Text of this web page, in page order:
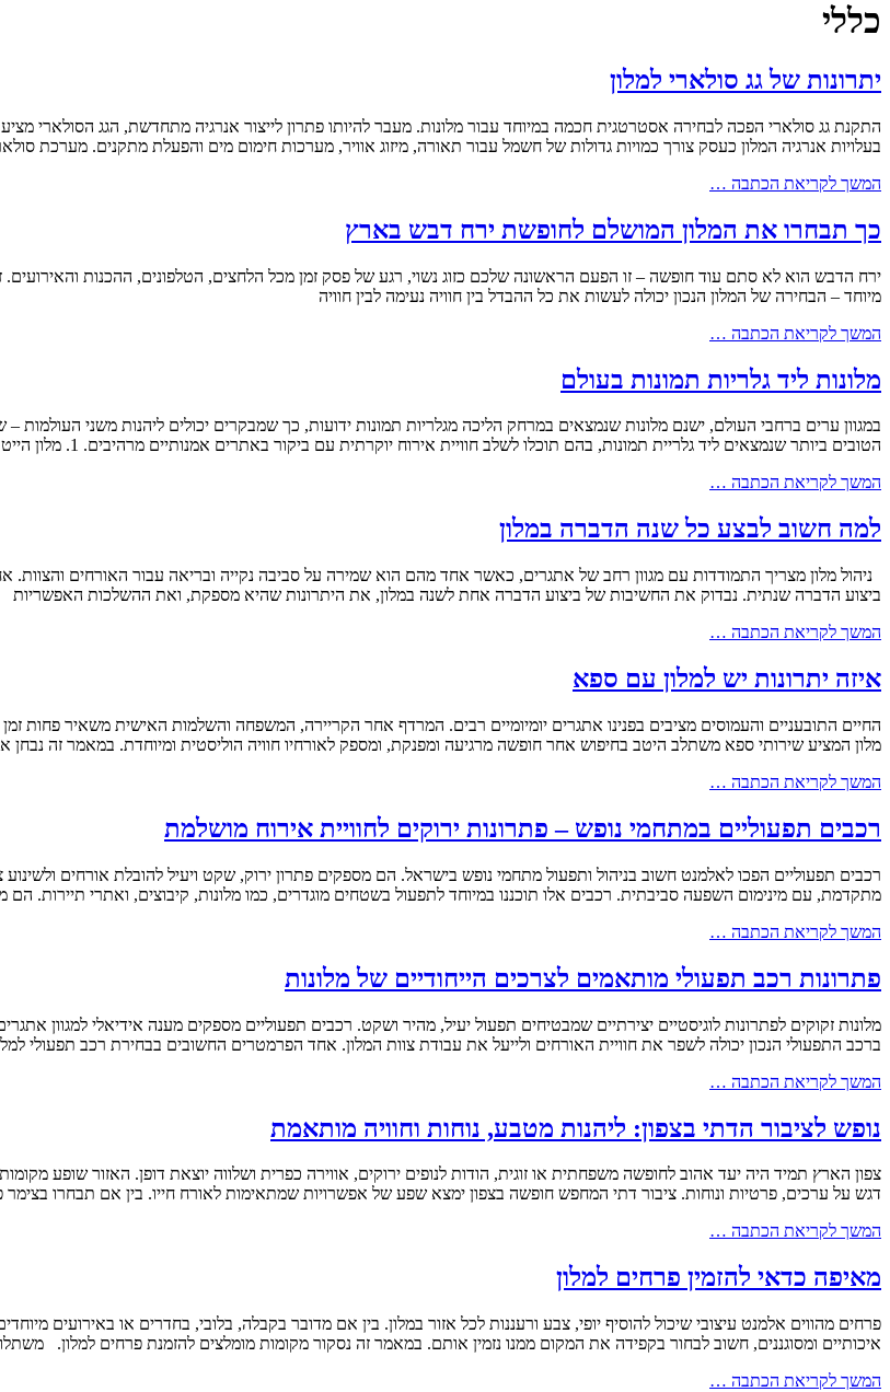
כללי
יתרונות של גג סולארי למלון
התקנת גג סולארי הפכה לבחירה אסטרטגית חכמה במיוחד עבור מלונות. מעבר להיותו פתרון לייצור אנרגיה מתחדשת, הגג הסולארי
בעלויות אנרגיה המלון כעסק צורך כמויות גדולות של חשמל עבור תאורה, מיזוג אוויר, מערכות חימום מים והפעלת מתקנים. מערכת
המשך לקריאת הכתבה …
כך תבחרו את המלון המושלם לחופשת ירח דבש בארץ
ירח הדבש הוא לא סתם עוד חופשה – זו הפעם הראשונה שלכם כזוג נשוי, רגע של פסק זמן מכל הלחצים, הטלפונים, ההכנות
מיוחד – הבחירה של המלון הנכון יכולה לעשות את כל ההבדל בין חוויה נעימה לבין חוויה
המשך לקריאת הכתבה …
מלונות ליד גלריות תמונות בעולם
במגוון ערים ברחבי העולם, ישנם מלונות שנמצאים במרחק הליכה מגלריות תמונות ידועות, כך שמבקרים יכולים ליהנות משני העולמות –
הטובים ביותר שנמצאים ליד גלריית תמונות, בהם תוכלו לשלב חוויית אירוח יוקרתית עם ביקור באתרים אמנותיים מרהיבים. 1. מלון הייט (The Hay-Adams) – וושינגטון
המשך לקריאת הכתבה …
למה חשוב לבצע כל שנה הדברה במלון
ניהול מלון מצריך התמודדות עם מגוון רחב של אתגרים, כאשר אחד מהם הוא שמירה על סביבה נקייה ובריאה עבור האורחים
ביצוע הדברה שנתית. נבדוק את החשיבות של ביצוע הדברה אחת לשנה במלון, את היתרונות שהיא מספקת, ואת ההשלכות האפשריות
המשך לקריאת הכתבה …
איזה יתרונות יש למלון עם ספא
החיים התובעניים והעמוסים מציבים בפנינו אתגרים יומיומיים רבים. המרדף אחר הקריירה, המשפחה והשלמות האישית משאיר פחות
מלון המציע שירותי ספא משתלב היטב בחיפוש אחר חופשה מרגיעה ומפנקת, ומספק לאורחיו חוויה הוליסטית ומיוחדת. במאמר זה
המשך לקריאת הכתבה …
רכבים תפעוליים במתחמי נופש – פתרונות ירוקים לחוויית אירוח מושלמת
רכבים תפעוליים הפכו לאלמנט חשוב בניהול ותפעול מתחמי נופש בישראל. הם מספקים פתרון ירוק, שקט ויעיל להובלת אורחים
מתקדמת, עם מינימום השפעה סביבתית. רכבים אלו תוכננו במיוחד לתפעול בשטחים מוגדרים, כמו מלונות, קיבוצים, ואתרי תיירות.
המשך לקריאת הכתבה …
פתרונות רכב תפעולי מותאמים לצרכים הייחודיים של מלונות
מלונות זקוקים לפתרונות לוגיסטיים יצירתיים שמבטיחים תפעול יעיל, מהיר ושקט. רכבים תפעוליים מספקים מענה אידיאלי למגוון
ברכב התפעולי הנכון יכולה לשפר את חוויית האורחים ולייעל את עבודת צוות המלון. אחד הפרמטרים החשובים בבחירת רכב תפעולי
המשך לקריאת הכתבה …
נופש לציבור הדתי בצפון: ליהנות מטבע, נוחות וחוויה מותאמת
צפון הארץ תמיד היה יעד אהוב לחופשה משפחתית או זוגית, הודות לנופים ירוקים, אווירה כפרית ושלווה יוצאת דופן. האזור שופע
דגש על ערכים, פרטיות ונוחות. ציבור דתי המחפש חופשה בצפון ימצא שפע של אפשרויות שמתאימות לאורח חייו. בין אם תבחרו בצימר
המשך לקריאת הכתבה …
מאיפה כדאי להזמין פרחים למלון
פרחים מהווים אלמנט עיצובי שיכול להוסיף יופי, צבע ורעננות לכל אזור במלון. בין אם מדובר בקבלה, בלובי, בחדרים או באירועים
איכותיים ומסוגננים, חשוב לבחור בקפידה את המקום ממנו נזמין אותם. במאמר זה נסקור מקומות מומלצים להזמנת פרחים למלון.
המשך לקריאת הכתבה …